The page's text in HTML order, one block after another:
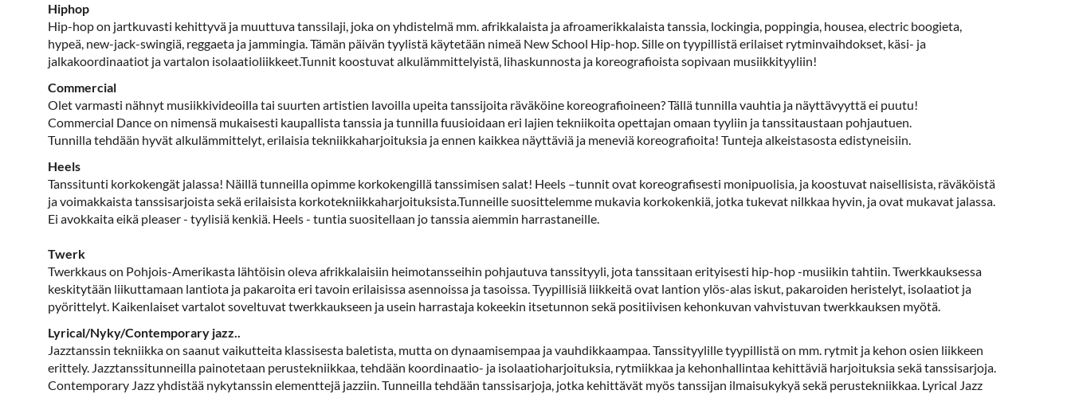
Hiphop
Hip-hop on jartkuvasti kehittyvä ja muuttuva tanssilaji, joka on yhdistelmä mm. afrikkalaista ja afroamerikkalaista tanssia, lockingia, poppingia, housea, electric boogieta,
hypeä, new-jack-swingiä, reggaeta ja jammingia. Tämän päivän tyylistä käytetään nimeä New School Hip-hop. Sille on tyypillistä erilaiset rytminvaihdokset, käsi- ja
jalkakoordinaatiot ja vartalon isolaatioliikkeet.Tunnit koostuvat alkulämmittelyistä, lihaskunnosta ja koreografioista sopivaan musiikkityyliin!
Commercial
Olet varmasti nähnyt musiikkivideoilla tai suurten artistien lavoilla upeita tanssijoita räväköine koreografioineen? Tällä tunnilla vauhtia ja näyttävyyttä ei puutu!
Commercial Dance on nimensä mukaisesti kaupallista tanssia ja tunnilla fuusioidaan eri lajien tekniikoita opettajan omaan tyyliin ja tanssitaustaan pohjautuen.
Tunnilla tehdään hyvät alkulämmittelyt, erilaisia tekniikkaharjoituksia ja ennen kaikkea näyttäviä ja meneviä koreografioita! Tunteja alkeistasosta edistyneisiin.
Heels
Tanssitunti korkokengät jalassa! Näillä tunneilla opimme korkokengillä tanssimisen salat! Heels –tunnit ovat koreografisesti monipuolisia, ja koostuvat naisellisista, räväköistä
ja voimakkaista tanssisarjoista sekä erilaisista korkotekniikkaharjoituksista.Tunneille suosittelemme mukavia korkokenkiä, jotka tukevat nilkkaa hyvin, ja ovat mukavat jalassa.
Ei avokkaita eikä pleaser - tyylisiä kenkiä. Heels - tuntia suositellaan jo tanssia aiemmin harrastaneille.
Twerk
Twerkkaus on Pohjois-Amerikasta lähtöisin oleva afrikkalaisiin heimotansseihin pohjautuva tanssityyli, jota tanssitaan erityisesti hip-hop -musiikin tahtiin. Twerkkauksessa
keskitytään liikuttamaan lantiota ja pakaroita eri tavoin erilaisissa asennoissa ja tasoissa. Tyypillisiä liikkeitä ovat lantion ylös-alas iskut, pakaroiden heristelyt, isolaatiot ja
pyörittelyt. Kaikenlaiset vartalot soveltuvat twerkkaukseen ja usein harrastaja kokeekin itsetunnon sekä positiivisen kehonkuvan vahvistuvan twerkkauksen myötä.
Lyrical/Nyky/Contemporary jazz..
Jazztanssin tekniikka on saanut vaikutteita klassisesta baletista, mutta on dynaamisempaa ja vauhdikkaampaa. Tanssityylille tyypillistä on mm. rytmit ja kehon osien liikkeen
erittely. Jazztanssitunneilla painotetaan perustekniikkaa, tehdään koordinaatio- ja isolaatioharjoituksia, rytmiikkaa ja kehonhallintaa kehittäviä harjoituksia sekä tanssisarjoja.
Contemporary Jazz yhdistää nykytanssin elementtejä jazziin. Tunneilla tehdään tanssisarjoja, jotka kehittävät myös tanssijan ilmaisukykyä sekä perustekniikkaa. Lyrical Jazz